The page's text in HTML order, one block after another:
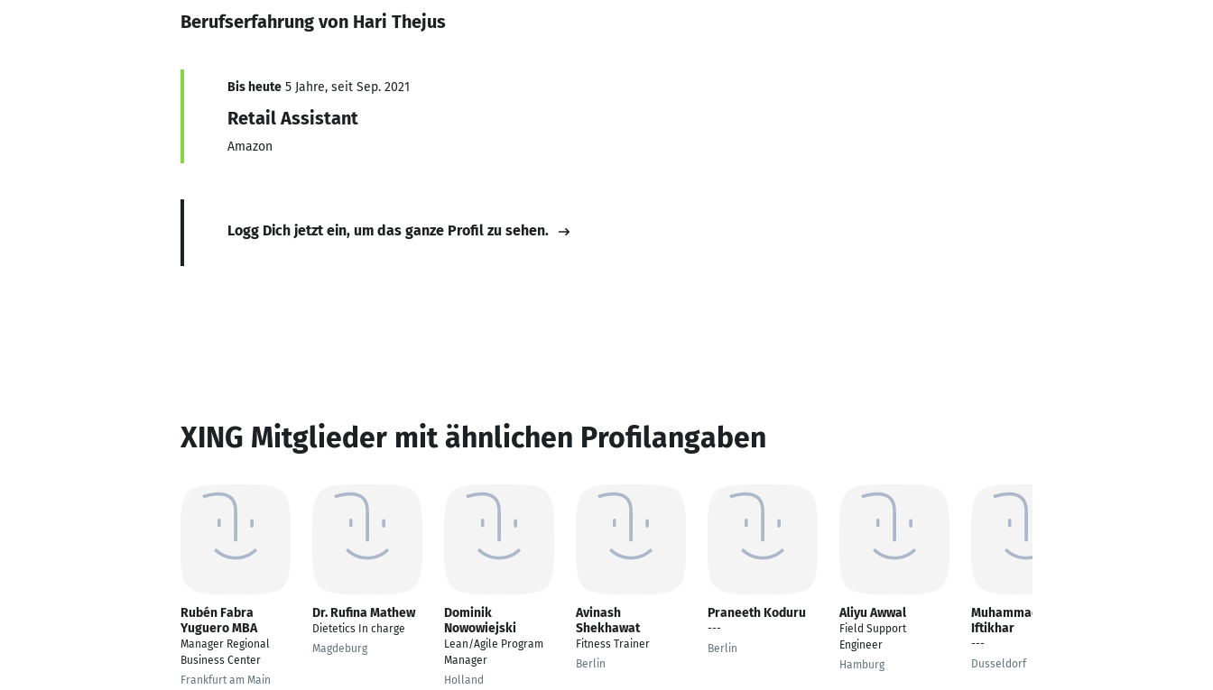
Berufserfahrung von Hari Thejus
Bis heute 5 Jahre, seit Sep. 2021
Retail Assistant
Amazon
Logg Dich jetzt ein, um das ganze Profil zu sehen.
XING Mitglieder mit ähnlichen Profilangaben
Rubén Fabra
Yuguero MBA
Manager Regional
Business Center
Frankfurt am Main
Dr. Rufina Mathew
Dietetics In charge
Magdeburg
Dominik
Nowowiejski
Lean/Agile Program
Manager
Holland
Avinash
Shekhawat
Fitness Trainer
Berlin
Praneeth Koduru
---
Berlin
Aliyu Awwal
Field Support
Engineer
Hamburg
Muhammad Jawad
Iftikhar
---
Dusseldorf